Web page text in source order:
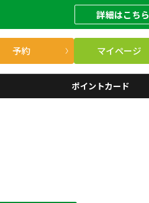
詳細はこちら
予約 マイページ
ポイントカード